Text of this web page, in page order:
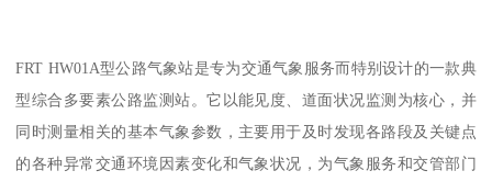
FRT HW01A型公路气象站是专为交通气象服务而特别设计的一款典
型综合多要素公路监测站。它以能见度、道面状况监测为核心，并
同时测量相关的基本气象参数，主要用于及时发现各路段及关键点
的各种异常交通环境因素变化和气象状况，为气象服务和交管部门